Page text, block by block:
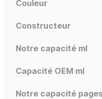
Couleur
Constructeur
Notre capacité ml
Capacité OEM ml
Notre capacité